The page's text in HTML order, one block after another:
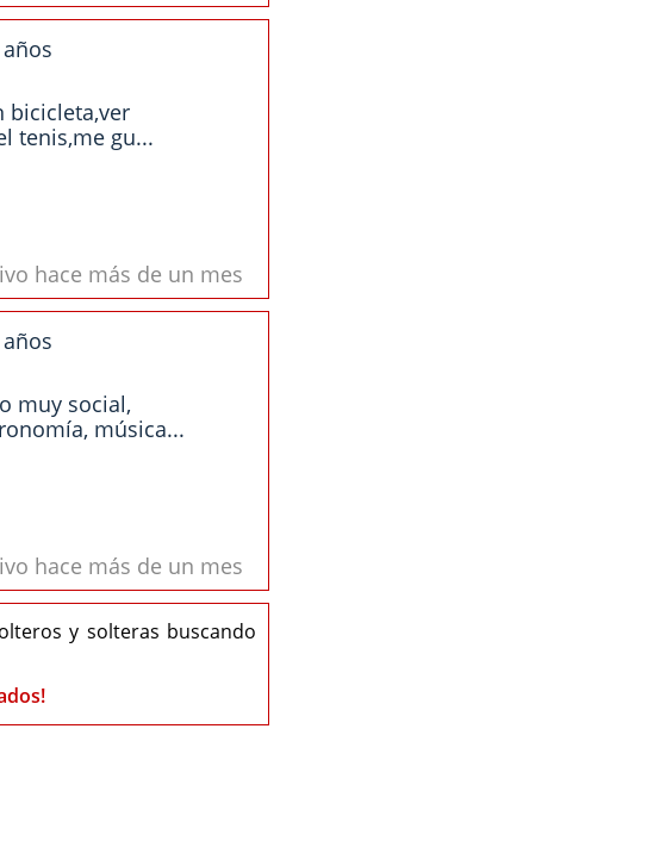
bicicleta,ver
tenis,me gu...
hace más de un mes
muy social,
música...
hace más de un mes
y solteras buscando